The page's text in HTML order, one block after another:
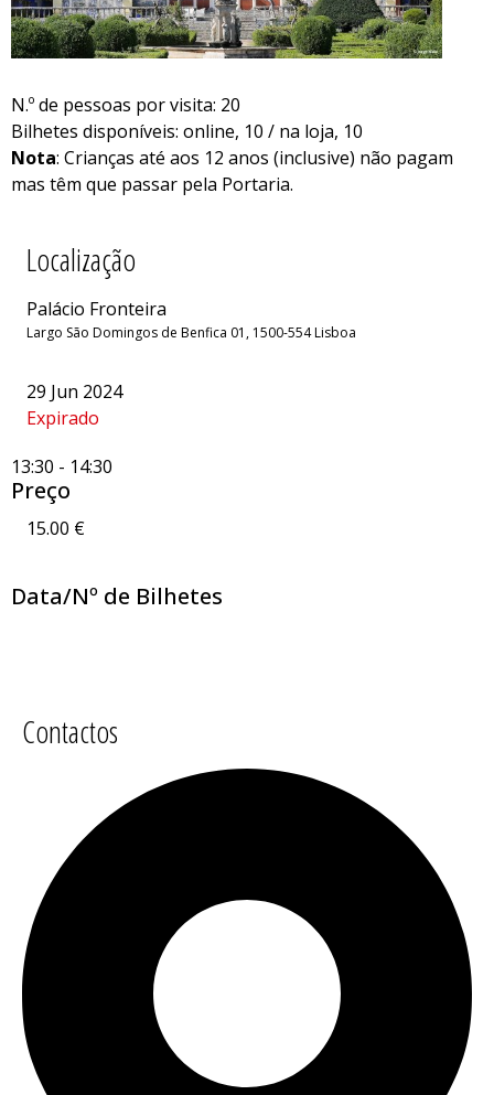
N.º de pessoas por visita: 20
Bilhetes disponíveis: online, 10 / na loja, 10
Nota: Crianças até aos 12 anos (inclusive) não pagam
mas têm que passar pela Portaria.
Localização
Palácio Fronteira
Largo São Domingos de Benfica 01, 1500-554 Lisboa
29 Jun 2024
Expirado
13:30 - 14:30
Preço
15.00 €
Data/Nº de Bilhetes
Contactos